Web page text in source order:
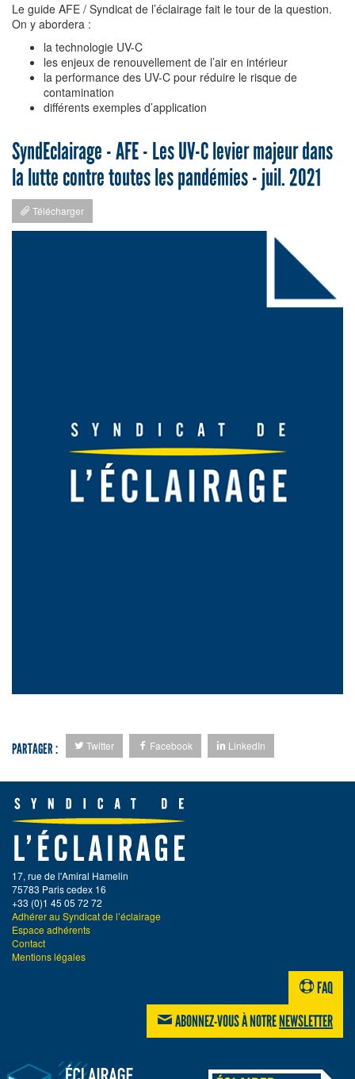
Le guide AFE / Syndicat de l’éclairage fait le tour de la question.
On y abordera :
la technologie UV-C
les enjeux de renouvellement de l’air en intérieur
la performance des UV-C pour réduire le risque de
contamination
différents exemples d’application
SyndEclairage - AFE - Les UV-C levier majeur dans
la lutte contre toutes les pandémies - juil. 2021
Télécharger
PARTAGER : Twitter Facebook LinkedIn
17, rue de l'Amiral Hamelin
75783 Paris cedex 16
+33 (0)1 45 05 72 72
Adhérer au Syndicat de l’éclairage
Espace adhérents
Contact
Mentions légales
FAQ
ABONNEZ-VOUS À NOTRENEWSLETTER